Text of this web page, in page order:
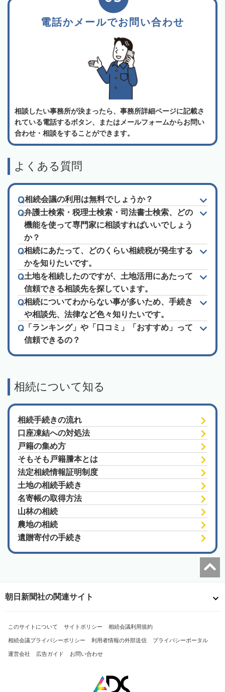
電話かメールでお問い合わせ
相談したい事務所が決まったら、事務所詳細ページに記載さ
れている電話するボタン、またはメールフォームからお問い
合わせ・相談をすることができます。
よくある質問
相続会議の利用は無料でしょうか？
弁護士検索・税理士検索・司法書士検索、どの
機能を使って専門家に相談すればいいでしょう
か？
相続にあたって、どのくらい相続税が発生する
かを知りたいです。
土地を相続したのですが、土地活用にあたって
信頼できる相談先を探しています。
相続についてわからない事が多いため、手続き
や相談先、法律など色々知りたいです。
「ランキング」や「口コミ」「おすすめ」って
信頼できるの？
相続について知る
相続手続きの流れ
口座凍結への対処法
戸籍の集め方
そもそも戸籍謄本とは
法定相続情報証明制度
土地の相続手続き
名寄帳の取得方法
山林の相続
農地の相続
遺贈寄付の手続き
朝日新聞社の関連サイト
このサイトについて サイトポリシー 相続会議利用規約
相続会議プライバシーポリシー 利用者情報の外部送信 プライバシーポータル
運営会社 広告ガイド お問い合わせ